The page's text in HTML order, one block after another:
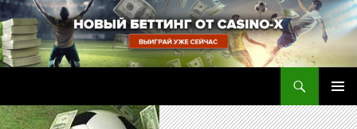
Перейти
к
содержимому
МЕНЮ